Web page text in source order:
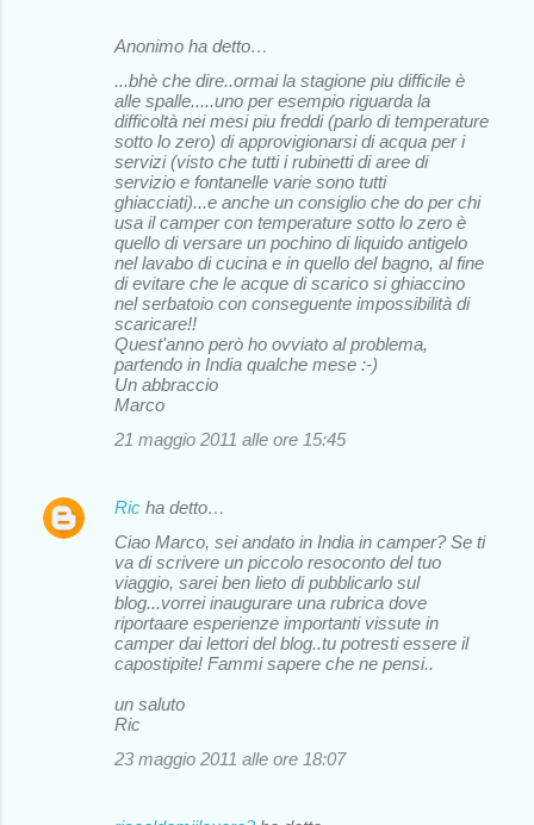
Anonimo ha detto…
...bhè che dire..ormai la stagione piu difficile è
alle spalle.....uno per esempio riguarda la
difficoltà nei mesi piu freddi (parlo di temperature
sotto lo zero) di approvigionarsi di acqua per i
servizi (visto che tutti i rubinetti di aree di
servizio e fontanelle varie sono tutti
ghiacciati)...e anche un consiglio che do per chi
usa il camper con temperature sotto lo zero è
quello di versare un pochino di liquido antigelo
nel lavabo di cucina e in quello del bagno, al fine
di evitare che le acque di scarico si ghiaccino
nel serbatoio con conseguente impossibilità di
scaricare!!
Quest'anno però ho ovviato al problema,
partendo in India qualche mese :-)
Un abbraccio
Marco
21 maggio 2011 alle ore 15:45
Ric ha detto…
Ciao Marco, sei andato in India in camper? Se ti
va di scrivere un piccolo resoconto del tuo
viaggio, sarei ben lieto di pubblicarlo sul
blog...vorrei inaugurare una rubrica dove
riportaare esperienze importanti vissute in
camper dai lettori del blog..tu potresti essere il
capostipite! Fammi sapere che ne pensi..
un saluto
Ric
23 maggio 2011 alle ore 18:07